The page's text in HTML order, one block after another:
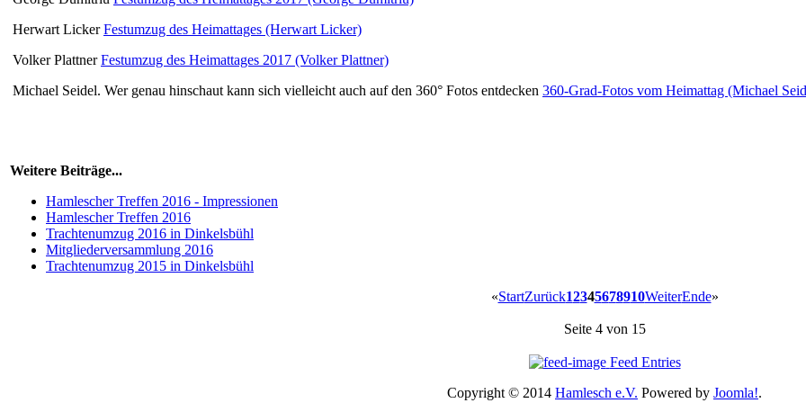
Herwart LickerFestumzug des Heimattages (Herwart Licker)
Volker PlattnerFestumzug des Heimattages 2017 (Volker Plattner)
Michael Seidel. Wer genau hinschaut kann sich vielleicht auch auf den 360° Fotos entdecken 360-Grad-Fotos vom Heimattag (Michael
Weitere Beiträge...
Hamlescher Treffen 2016 - Impressionen
Hamlescher Treffen 2016
Trachtenumzug 2016 in Dinkelsbühl
Mitgliederversammlung 2016
Trachtenumzug 2015 in Dinkelsbühl
«StartZurück12345678910WeiterEnde»
Seite 4 von 15
Feed Entries
Copyright © 2014 Hamlesch e.V. Powered by Joomla!.